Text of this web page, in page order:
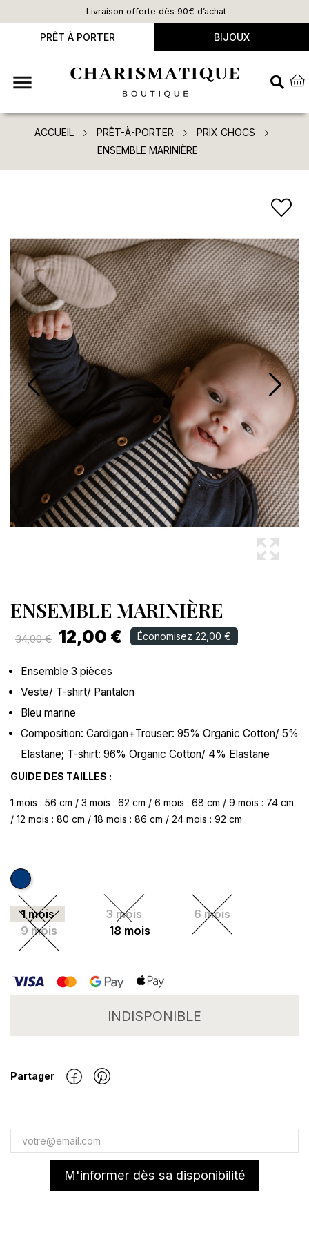
Livraison offerte dès 90€ d’achat
PRÊT À PORTER BIJOUX

ACCUEIL PRÊT-À-PORTER
PRIX CHOCS
ENSEMBLE MARINIÈRE
ENSEMBLE MARINIÈRE
34,00 € 12,00 € Économisez 22,00 €
Ensemble 3 pièces
Veste/ T-shirt/ Pantalon
Bleu marine
Composition: Cardigan+Trouser: 95% Organic Cotton/ 5%
Elastane; T-shirt: 96% Organic Cotton/ 4% Elastane
GUIDE DES TAILLES :
1 mois : 56 cm / 3 mois : 62 cm / 6 mois : 68 cm / 9 mois : 74 cm
/ 12 mois : 80 cm / 18 mois : 86 cm / 24 mois : 92 cm
Bleu marine
1 mois 3 mois
6 mois
9 mois
18 mois
INDISPONIBLE
Partager
M'informer dès sa disponibilité